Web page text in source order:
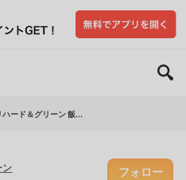
ハード＆グリーン 飯...
ン
フォロー